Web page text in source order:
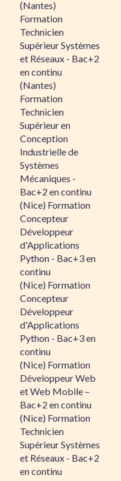
(Nantes)
Formation
Technicien
Supérieur Systèmes
et Réseaux - Bac+2
en continu
(Nantes)
Formation
Technicien
Supérieur en
Conception
Industrielle de
Systèmes
Mécaniques -
Bac+2 en continu
(Nice) Formation
Concepteur
Développeur
d'Applications
Python - Bac+3 en
continu
(Nice) Formation
Concepteur
Développeur
d'Applications
Python - Bac+3 en
continu
(Nice) Formation
Développeur Web
et Web Mobile –
Bac+2 en continu
(Nice) Formation
Technicien
Supérieur Systèmes
et Réseaux - Bac+2
en continu